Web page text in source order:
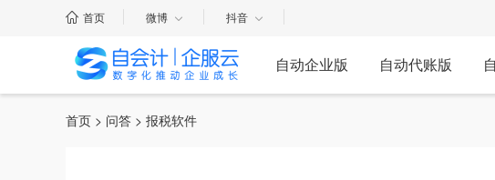
首页 微博 抖音
自动企业版 自动代账版
首页 > 问答 > 报税软件